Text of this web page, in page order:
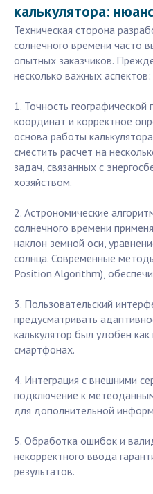
калькулятора:
Техническая сторона
солнечного времени часто
опытных заказчиков.
несколько важных аспектов:
1. Точность географической
координат и корректное
основа работы
сместить расчет на
задач, связанных с
хозяйством.
2. Астрономические
солнечного времени
наклон земной оси,
солнца. Современные
Position Algorithm),
3. Пользовательский
предусматривать
калькулятор был удобен
смартфонах.
4. Интеграция с внешними
подключение к
для дополнительной
5. Обработка ошибок и
некорректного ввода
результатов.